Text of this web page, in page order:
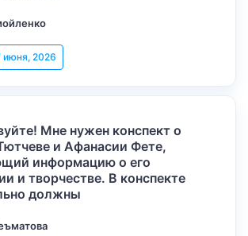
июня, 2026
Мне нужен конспект о
и Афанасии Фете,
информацию о его
и творчестве. В конспекте
должны